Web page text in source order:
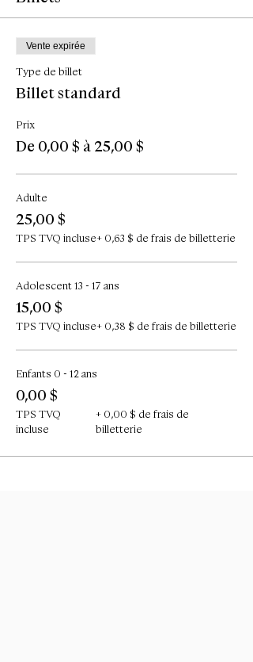
Vente expirée
Type de billet
Billet standard
Prix
De 0,00 $ à 25,00 $
Adulte
25,00 $
TPS TVQ incluse+ 0,63 $ de frais de billetterie
Adolescent 13 - 17 ans
15,00 $
TPS TVQ incluse+ 0,38 $ de frais de billetterie
Enfants 0 - 12 ans
0,00 $
TPS TVQ
incluse
+ 0,00 $ de frais de
billetterie